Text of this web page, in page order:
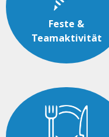
Feste &
Teamaktivität